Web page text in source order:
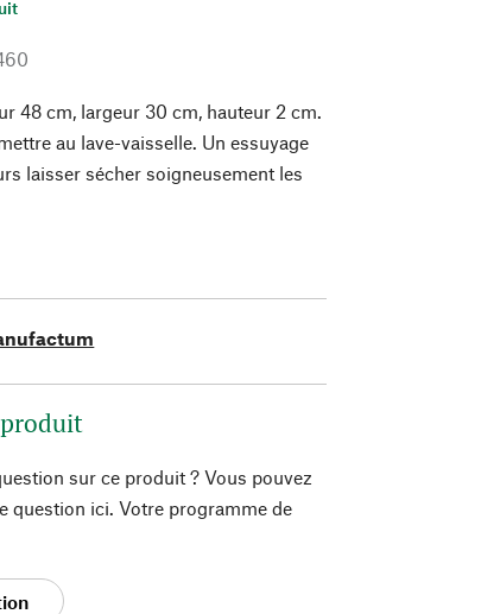
48 cm, largeur 30 cm, hauteur 2 cm.
au lave-vaisselle. Un essuyage
laisser sécher soigneusement les
sur ce produit ? Vous pouvez
question ici. Votre programme de